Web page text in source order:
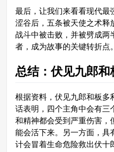
最后，让我们来看看现代最
涩谷后，五条被天使之术释
战斗中被击败，并被劈成两
者，成为故事的关键转折点。
总结：伏见九郎
根据资料，伏见九郎和板多
话表明，四个主角中会有三
和精神都会受到严重伤害，
能会活下来。另一方面，具
计会冒着生命危险救出伏十